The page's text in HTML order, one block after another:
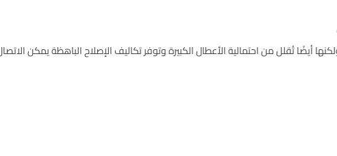
أيضًا تُقلل من احتمالية الأعطال الكبيرة وتوفر تكاليف الإصلاح الباهظة يمكن